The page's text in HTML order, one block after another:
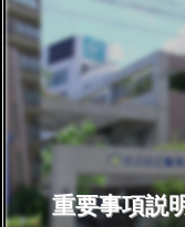
重要事項説